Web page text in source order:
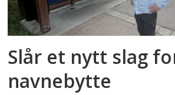
Slår et nytt slag
navnebytte